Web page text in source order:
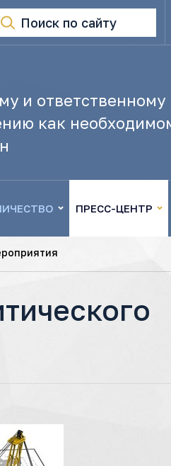
Поиск по сайту
и ответственному
как
ПРЕСС-ЦЕНТР